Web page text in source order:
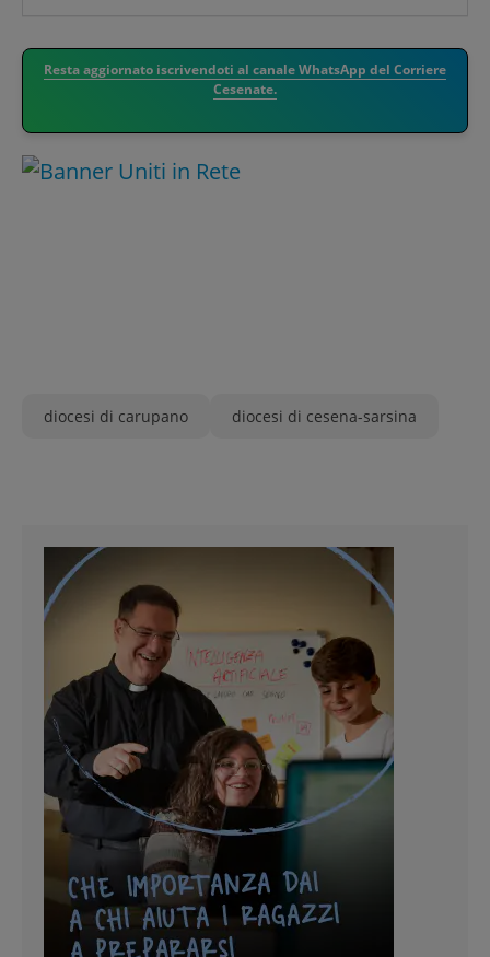
Resta aggiornato iscrivendoti al canale WhatsApp del Corriere
Cesenate.
diocesi di carupano diocesi di cesena-sarsina